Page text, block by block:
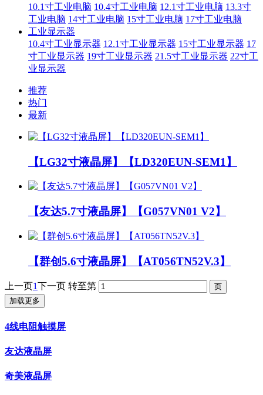
10.1寸工业电脑 10.4寸工业电脑 12.1寸工业电脑 13.3寸
工业电脑 14寸工业电脑 15寸工业电脑 17寸工业电脑
工业显示器
10.4寸工业显示器 12.1寸工业显示器 15寸工业显示器 17
寸工业显示器 19寸工业显示器 21.5寸工业显示器 22寸工
业显示器
推荐
热门
最新
【LG32寸液晶屏】【LD320EUN-SEM1】
【友达5.7寸液晶屏】【G057VN01 V2】
【群创5.6寸液晶屏】【AT056TN52V.3】
上一页1下一页 转至第
加载更多
4线电阻触摸屏
友达液晶屏
奇美液晶屏